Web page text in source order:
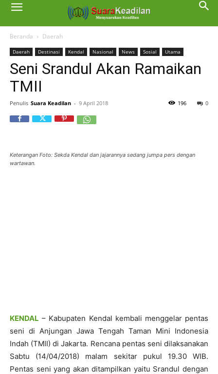
Beranda Daerah
Daerah Destinasi Kendal Nasional News Sosial Utama
Seni Srandul Akan Ramaikan
TMII
Penulis Suara Keadilan - 9 April 2018 0
196
Keterangan Foto: Sekda Kendal dan jajarannya sedang jumpa pers dengan
wartawan.
KENDAL – Kabupaten Kendal kembali menggelar pentas
seni di Anjungan Jawa Tengah Taman Mini Indonesia
Indah (TMII) di Jakarta. Rencana pentas seni dilaksanakan
Sabtu (14/04/2018) malam sekitar pukul 19.30 WIB.
Pentas seni yang akan ditampilkan yaitu Srandul dengan